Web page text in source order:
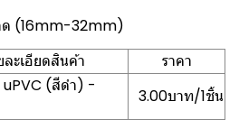
ด (16mm-32mm)
ละเอียดสินค้า
ราคา
uPVC (สีดำ) -
3.00บาท/1ชิ้น